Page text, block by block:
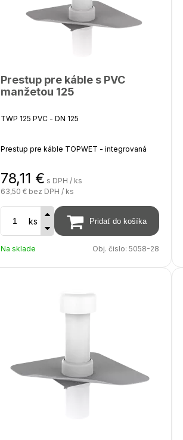
Prestup pre káble s PVC
manžetou 125
TWP 125 PVC - DN 125
Prestup pre káble TOPWET - integrovaná
izoláciu 200 mm, na objednávku možnosť
predĺženia až do 2000 mm
78,11 € s DPH / ks
63,50 € bez DPH / ks
ks
Na sklade Obj. čislo: 5058-28